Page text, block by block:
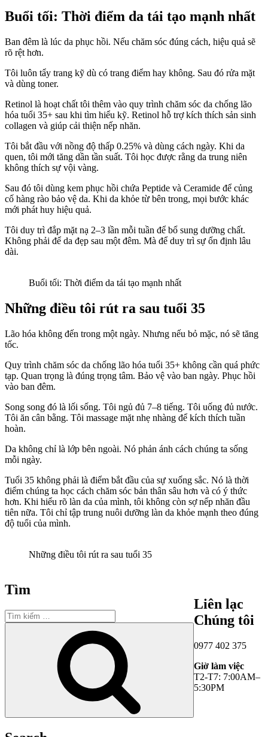
Buổi tối: Thời điểm da tái tạo mạnh nhất
Ban đêm là lúc da phục hồi. Nếu chăm sóc đúng cách, hiệu quả sẽ
rõ rệt hơn.
Tôi luôn tẩy trang kỹ dù có trang điểm hay không. Sau đó rửa mặt
và dùng toner.
Retinol là hoạt chất tôi thêm vào quy trình chăm sóc da chống lão
hóa tuổi 35+ sau khi tìm hiểu kỹ. Retinol hỗ trợ kích thích sản sinh
collagen và giúp cải thiện nếp nhăn.
Tôi bắt đầu với nồng độ thấp 0.25% và dùng cách ngày. Khi da
quen, tôi mới tăng dần tần suất. Tôi học được rằng da trung niên
không thích sự vội vàng.
Sau đó tôi dùng kem phục hồi chứa Peptide và Ceramide để củng
cố hàng rào bảo vệ da. Khi da khỏe từ bên trong, mọi bước khác
mới phát huy hiệu quả.
Tôi duy trì đắp mặt nạ 2–3 lần mỗi tuần để bổ sung dưỡng chất.
Không phải để da đẹp sau một đêm. Mà để duy trì sự ổn định lâu
dài.
Buổi tối: Thời điểm da tái tạo mạnh nhất
Những điều tôi rút ra sau tuổi 35
Lão hóa không đến trong một ngày. Nhưng nếu bỏ mặc, nó sẽ tăng
tốc.
Quy trình chăm sóc da chống lão hóa tuổi 35+ không cần quá phức
tạp. Quan trọng là đúng trọng tâm. Bảo vệ vào ban ngày. Phục hồi
vào ban đêm.
Song song đó là lối sống. Tôi ngủ đủ 7–8 tiếng. Tôi uống đủ nước.
Tôi ăn cân bằng. Tôi massage mặt nhẹ nhàng để kích thích tuần
hoàn.
Da không chỉ là lớp bên ngoài. Nó phản ánh cách chúng ta sống
mỗi ngày.
Tuổi 35 không phải là điểm bắt đầu của sự xuống sắc. Nó là thời
điểm chúng ta học cách chăm sóc bản thân sâu hơn và có ý thức
hơn. Khi hiểu rõ làn da của mình, tôi không còn sợ nếp nhăn đầu
tiên nữa. Tôi chỉ tập trung nuôi dưỡng làn da khỏe mạnh theo đúng
độ tuổi của mình.
Những điều tôi rút ra sau tuổi 35
Tìm
Tìm
kiếm:
Liên lạc
Chúng tôi
0977 402 375
Giờ làm việc
T2-T7: 7:00AM–
5:30PM